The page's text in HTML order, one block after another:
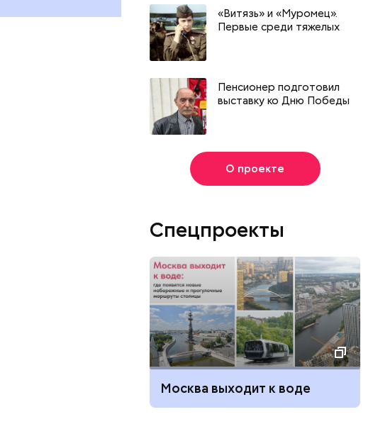
«Витязь» и «Муромец».
Первые среди тяжелых
Пенсионер подготовил
выставку ко Дню Победы
О проекте
Спецпроекты
Москва выходит к воде